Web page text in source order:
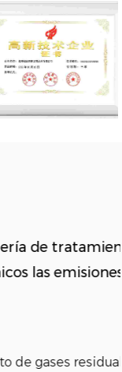
tratamiento
emisiones de
residuales